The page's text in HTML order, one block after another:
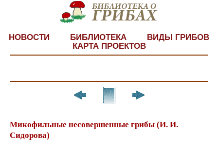
НОВОСТИ БИБЛИОТЕКА
ВИДЫ ГРИБОВ
КАРТА ПРОЕКТОВ
Микофильные несовершенные грибы (И. И.
Сидорова)